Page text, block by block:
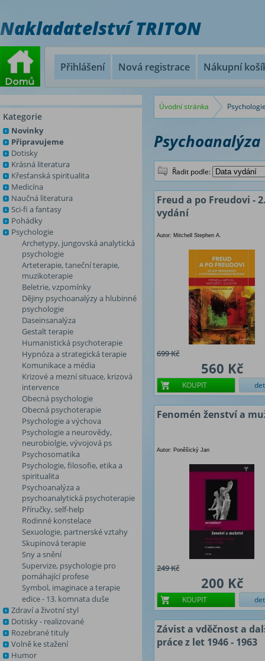
Nakladatelství TRITON
Přihlášení Nová registrace Nákupní
Kategorie
Novinky
Připravujeme
Dotisky
Krásná literatura
Křesťanská spiritualita
Medicína
Naučná literatura
Sci-fi a fantasy
Pohádky
Psychologie
Archetypy, jungovská analytická
psychologie
Arteterapie, taneční terapie,
muzikoterapie
Beletrie, vzpomínky
Dějiny psychoanalýzy a hlubinné
psychologie
Daseinsanalýza
Gestalt terapie
Humanistická psychoterapie
Hypnóza a strategická terapie
Komunikace a média
Krizové a mezní situace, krizová
intervence
Obecná psychologie
Obecná psychoterapie
Psychologie a výchova
Psychologie a neurovědy,
neurobiolgie, vývojová ps
Psychosomatika
Psychologie, filosofie, etika a
spiritualita
Psychoanalýza a
psychoanalytická psychoterapie
Příručky, self-help
Rodinné konstelace
Sexuologie, partnerské vztahy
Skupinová terapie
Sny a snění
Supervize, psychologie pro
pomáhající profese
Symbol, imaginace a terapie
edice - 13. komnata duše
Zdraví a životní styl
Dotisky - realizované
Rozebrané tituly
Volně ke stažení
Humor
Úvodní stránka
Řadit podle:
Freud a po Freudovi -
vydání
Autor: Mitchell Stephen A.
699 Kč
560 Kč
KOUPIT
Fenomén ženství a
Autor: Poněšický Jan
249 Kč
200 Kč
KOUPIT
Závist a vděčnost a
práce z let 1946 - 1963